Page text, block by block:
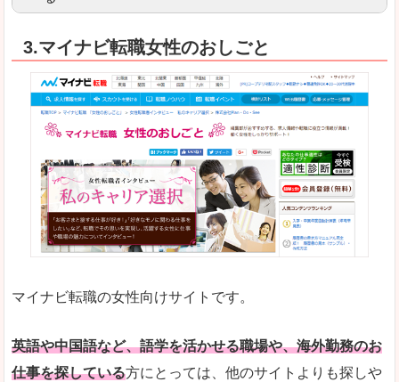
良いところ
職種や勤務地など、すでに次のお仕事がイメージ
転職Q＆Aやノウハウが豊富なうえ、面接サポー
悪いところ
求人の掲載数が少ないです。
TOPページからこだわりや条件などをクイックに
はじめての転職や、転職活動において不安や心配
自分でうまく仕事を探せなくても、会員登録をす
3.マイナビ転職女性のおしごと
マイナビ転職の女性向けサイトです。
英語や中国語など、語学を活かせる職場や、海外勤務のお
仕事を探している方にとっては、他のサイトよりも探しや